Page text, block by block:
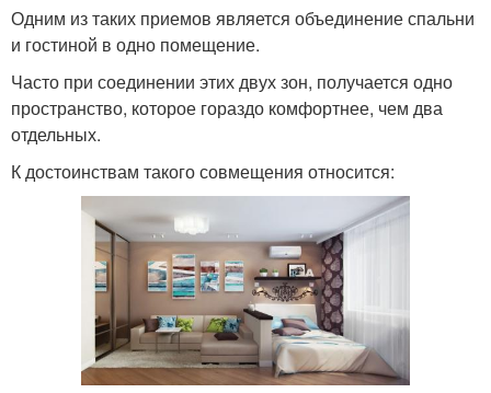
Одним из таких приемов является объединение спальни
и гостиной в одно помещение.
Часто при соединении этих двух зон, получается одно
пространство, которое гораздо комфортнее, чем два
отдельных.
К достоинствам такого совмещения относится: